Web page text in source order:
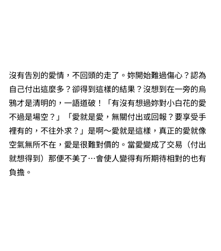
沒有告別的愛情，不回頭的走了。妳開始難過傷心？認為
自己付出這麼多？卻得到這樣的結果？沒想到在一旁的烏
鴉才是清明的，一語道破！「有沒有想過妳對小白花的愛
不過是場空？」「愛就是愛，無關付出或回報？要享受手
裡有的，不往外求？」是啊～愛就是這樣，真正的愛就像
空氣無所不在，愛是很難對價的。當愛變成了交易（付出
就想得到）那便不美了⋯會使人變得有所期待相對的也有
負擔。